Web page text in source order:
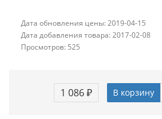
Дата обновления цены: 2019-04-15
Дата добавления товара: 2017-02-08
Просмотров: 525
1 086 ₽ В корзину